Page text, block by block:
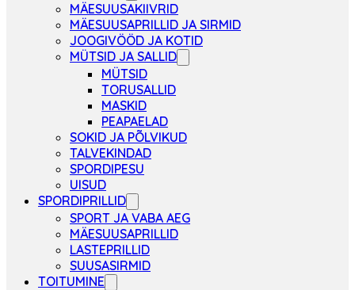
MÄESUUSAKIIVRID
MÄESUUSAPRILLID JA SIRMID
JOOGIVÖÖD JA KOTID
MÜTSID JA SALLID
MÜTSID
TORUSALLID
MASKID
PEAPAELAD
SOKID JA PÕLVIKUD
TALVEKINDAD
SPORDIPESU
UISUD
SPORDIPRILLID
SPORT JA VABA AEG
MÄESUUSAPRILLID
LASTEPRILLID
SUUSASIRMID
TOITUMINE